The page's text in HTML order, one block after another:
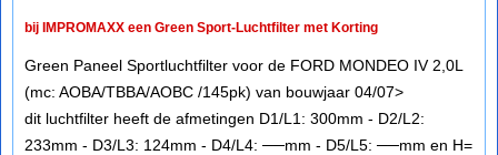
bij IMPROMAXX een Green Sport-Luchtfilter met Korting
Green Paneel Sportluchtfilter voor de FORD MONDEO IV 2,0L
(mc: AOBA/TBBA/AOBC /145pk) van bouwjaar 04/07>
dit luchtfilter heeft de afmetingen D1/L1: 300mm - D2/L2:
233mm - D3/L3: 124mm - D4/L4: ──mm - D5/L5: ──mm en H=